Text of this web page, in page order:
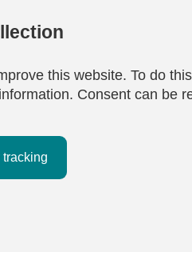
this website. To do
Consent can be
tracking